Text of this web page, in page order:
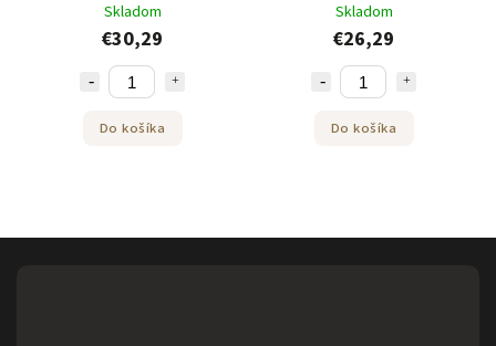
Skladom
€30,29
Do košíka
Skladom
€26,29
Do košíka